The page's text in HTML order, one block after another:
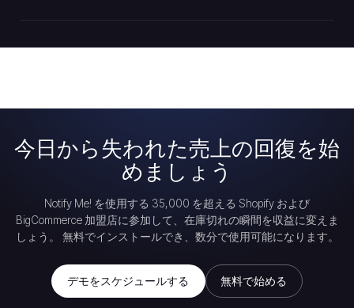
今日から失われた売上の回復を始
めましょう
Notify Me! を使用する 35,000 を超える Shopify および
BigCommerce 加盟店に参加して、在庫切れの瞬間を収益に変えま
しょう。 無料でインストールでき、数分で使用可能になります。
デモをスケジュールする 無料で始める